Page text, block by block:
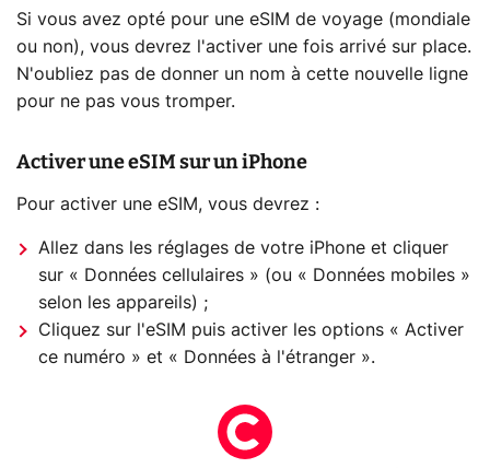
Si vous avez opté pour une eSIM de voyage (mondiale
ou non), vous devrez l'activer une fois arrivé sur place.
N'oubliez pas de donner un nom à cette nouvelle ligne
pour ne pas vous tromper.
Activer une eSIM sur un iPhone
Pour activer une eSIM, vous devrez :
Allez dans les réglages de votre iPhone et cliquer
sur « Données cellulaires » (ou « Données mobiles »
selon les appareils) ;
Cliquez sur l'eSIM puis activer les options « Activer
ce numéro » et « Données à l'étranger ».